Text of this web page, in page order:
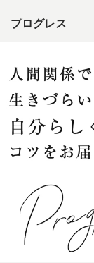
プログレス